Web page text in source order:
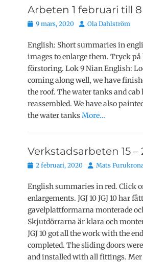
Arbeten 1 februari till
Publicerat
9 mars, 2020 Författare
Ola Dahlström
English: Short summaries in
images to enlarge them. Tryck
förstoring. Lok 9 Nian English:
coming along well, we have
the roof. The water tanks and cab
reassembled. We have also
the water tanksMore…
Verkstadsarbeten 15 –
Publicerat
2 februari, 2020 Författare
Mats
English summaries in red. Click
enlargements. JGJ 10 JGJ 10 har
gavelplattformarna monterade
Skjutdörrarna är klara och
JGJ 10 got all the work with the
completed. The sliding doors
and installed with all fittings.